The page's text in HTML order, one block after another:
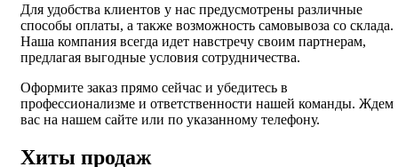
Для удобства клиентов у нас предусмотрены различные
способы оплаты, а также возможность самовывоза со склада.
Наша компания всегда идет навстречу своим партнерам,
предлагая выгодные условия сотрудничества.
Оформите заказ прямо сейчас и убедитесь в
профессионализме и ответственности нашей команды. Ждем
вас на нашем сайте или по указанному телефону.
Хиты продаж